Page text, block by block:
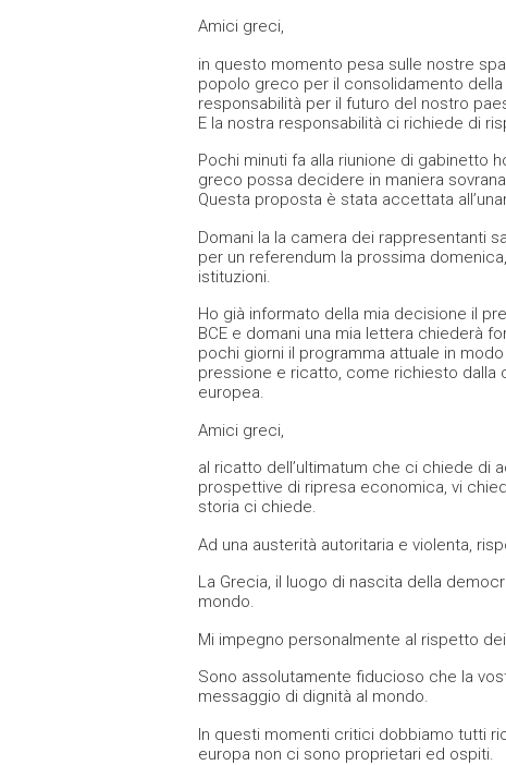
Amici greci,
in questo momento pesa sulle nostre
popolo greco per il consolidamento
responsabilità per il futuro del nostro
E la nostra responsabilità ci richiede di
Pochi minuti fa alla riunione di gabinetto
greco possa decidere in maniera
Questa proposta è stata accettata
Domani la la camera dei rappresentanti
per un referendum la prossima
istituzioni.
Ho già informato della mia decisione il
BCE e domani una mia lettera chiederà
pochi giorni il programma attuale in
pressione e ricatto, come richiesto
europea.
Amici greci,
al ricatto dell’ultimatum che ci chiede di
prospettive di ripresa economica, vi
storia ci chiede.
Ad una austerità autoritaria e violenta,
La Grecia, il luogo di nascita della
mondo.
Mi impegno personalmente al rispetto
Sono assolutamente fiducioso che la
messaggio di dignità al mondo.
In questi momenti critici dobbiamo tutti
europa non ci sono proprietari ed ospiti.